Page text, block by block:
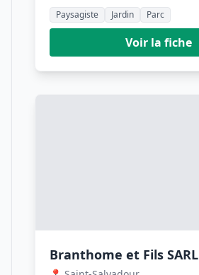
Paysagiste Jardin Parc
Voir la fiche
Branthome et Fils SARL